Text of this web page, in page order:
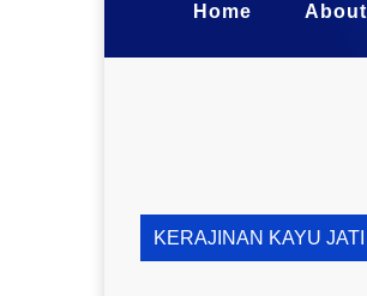
Home About
KERAJINAN KAYU JATI